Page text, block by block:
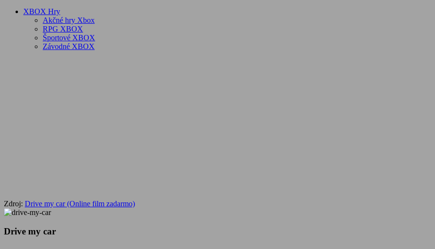
XBOX Hry
Akčné hry Xbox
RPG XBOX
Športové XBOX
Závodné XBOX
Zdroj: Drive my car (Online film zadarmo)
Drive my car